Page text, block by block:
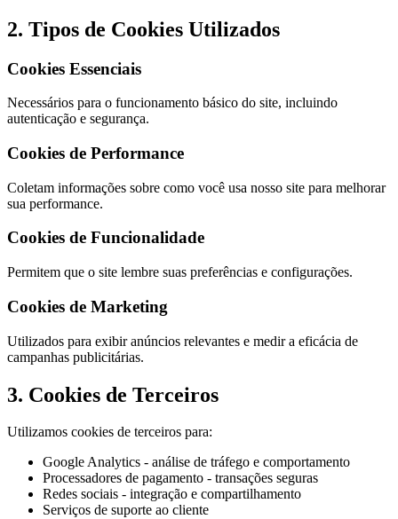
2. Tipos de Cookies Utilizados
Cookies Essenciais
Necessários para o funcionamento básico do site, incluindo
autenticação e segurança.
Cookies de Performance
Coletam informações sobre como você usa nosso site para melhorar
sua performance.
Cookies de Funcionalidade
Permitem que o site lembre suas preferências e configurações.
Cookies de Marketing
Utilizados para exibir anúncios relevantes e medir a eficácia de
campanhas publicitárias.
3. Cookies de Terceiros
Utilizamos cookies de terceiros para:
Google Analytics - análise de tráfego e comportamento
Processadores de pagamento - transações seguras
Redes sociais - integração e compartilhamento
Serviços de suporte ao cliente